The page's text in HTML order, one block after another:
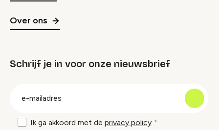
Over ons
Schrijf je in voor onze nieuwsbrief
Ik ga akkoord met de privacy policy